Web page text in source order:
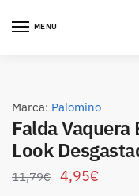
MENU
Marca: Palomino
Falda
Look
11,79€ 4,95€